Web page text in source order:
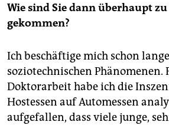
Wie sind Sie dann überhaupt
gekommen?
Ich beschäftige mich schon
soziotechnischen Phänomenen.
Doktorarbeit habe ich die
Hostessen auf Automessen
aufgefallen, dass viele junge,